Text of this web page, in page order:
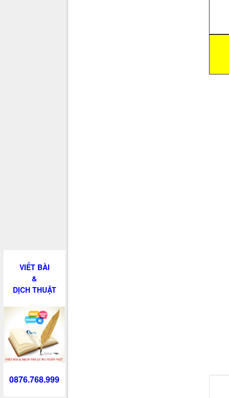
VIẾT BÀI
&
DỊCH THUẬT
0876.768.999